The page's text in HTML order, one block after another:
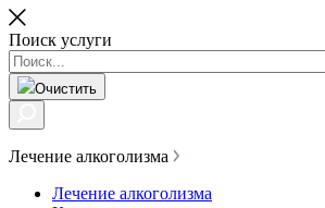
Поиск услуги
Очистить
Лечение алкоголизма
Лечение алкоголизма